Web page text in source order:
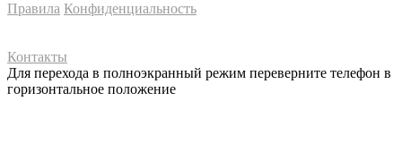
Правила Конфиденциальность
Контакты
Для перехода в полноэкранный режим переверните телефон в
горизонтальное положение